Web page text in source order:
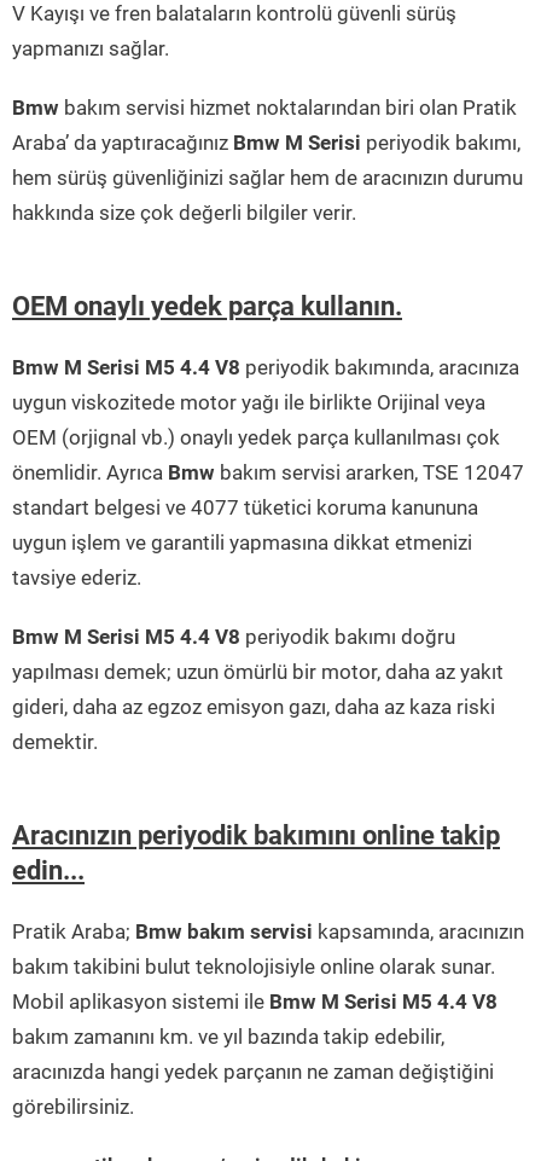
V Kayışı ve fren balataların kontrolü güvenli sürüş
yapmanızı sağlar.
Bmw bakım servisi hizmet noktalarından biri olan Pratik
Araba’ da yaptıracağınız Bmw M Serisi periyodik bakımı,
hem sürüş güvenliğinizi sağlar hem de aracınızın durumu
hakkında size çok değerli bilgiler verir.
OEM onaylı yedek parça kullanın.
Bmw M Serisi M5 4.4 V8 periyodik bakımında, aracınıza
uygun viskozitede motor yağı ile birlikte Orijinal veya
OEM (orjignal vb.) onaylı yedek parça kullanılması çok
önemlidir. Ayrıca Bmw bakım servisi ararken, TSE 12047
standart belgesi ve 4077 tüketici koruma kanununa
uygun işlem ve garantili yapmasına dikkat etmenizi
tavsiye ederiz.
Bmw M Serisi M5 4.4 V8 periyodik bakımı doğru
yapılması demek; uzun ömürlü bir motor, daha az yakıt
gideri, daha az egzoz emisyon gazı, daha az kaza riski
demektir.
Aracınızın periyodik bakımını online takip
edin...
Pratik Araba; Bmw bakım servisi kapsamında, aracınızın
bakım takibini bulut teknolojisiyle online olarak sunar.
Mobil aplikasyon sistemi ile Bmw M Serisi M5 4.4 V8
bakım zamanını km. ve yıl bazında takip edebilir,
aracınızda hangi yedek parçanın ne zaman değiştiğini
görebilirsiniz.